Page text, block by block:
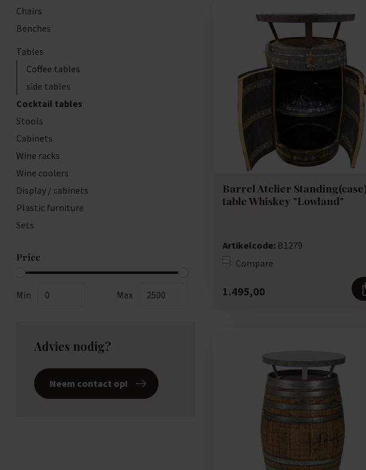
Chairs
Benches
Tables
Coffee tables
side tables
Cocktail tables
Stools
Cabinets
Wine racks
Wine coolers
Display / cabinets
Plastic furniture
Sets
Price
Min Max
Advies nodig?
Neem contact op!
Barrel Atelier
table Whiskey "Lowland"
Artikelcode: B1279
Compare
1.495,00